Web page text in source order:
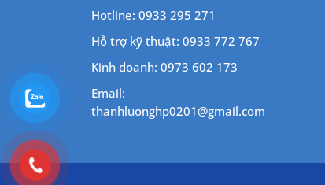
Hotline: 0933 295 271
Hỗ trợ kỹ thuật: 0933 772 767
Kinh doanh: 0973 602 173
Email:
thanhluonghp0201@gmail.com